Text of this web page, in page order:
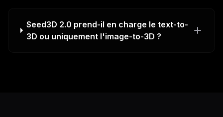
Seed3D 2.0 prend-il en charge le text-to-
3D ou uniquement l'image-to-3D ?